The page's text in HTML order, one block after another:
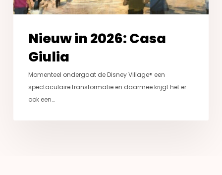
Nieuw in 2026: Casa
Giulia
Momenteel ondergaat de Disney Village® een
spectaculaire transformatie en daarmee krijgt het er
ook een…